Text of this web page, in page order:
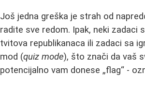
Još jedna greška je strah od
radite sve redom. Ipak, neki zadaci
tvitova republikanaca ili zadaci sa
mod (quiz mode), što znači da vaš
potencijalno vam donese „flag“ -